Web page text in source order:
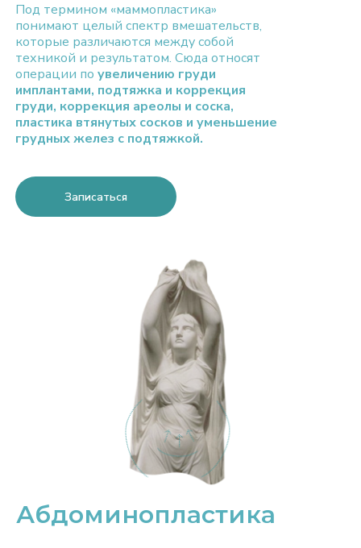
Под термином «маммопластика»
понимают целый спектр вмешательств,
которые различаются между собой
техникой и результатом. Сюда относят
операции по увеличению груди
имплантами, подтяжка и коррекция
груди, коррекция ареолы и соска,
пластика втянутых сосков и уменьшение
грудных желез с подтяжкой.
Записаться
Абдоминопластика